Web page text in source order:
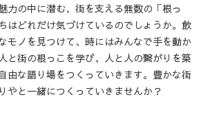
力の中に潜む、街を支える無数の「根っ
はどれだけ気づけているのでしょうか。飲
モノを見つけて、時にはみんなで手を動か
と街の根っこを学び、人と人の繋がりを築
由な語り場をつくっていきます。豊かな街
やと一緒につくっていきませんか？